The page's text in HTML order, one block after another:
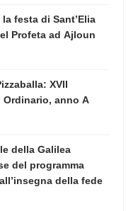
festa di Sant’Elia
Profeta ad Ajloun
XVII
anno A
della Galilea
del programma
della fede